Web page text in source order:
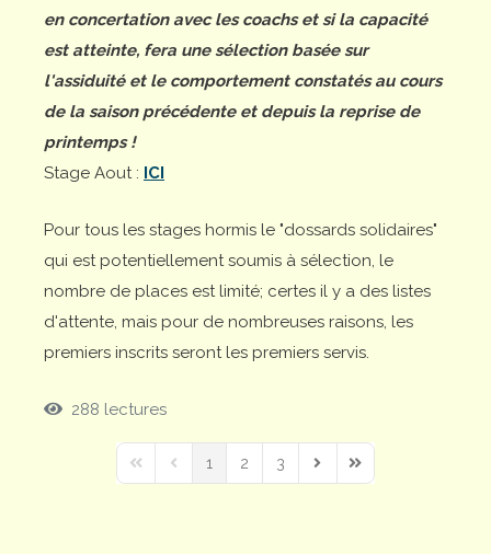
en concertation avec les coachs et si la capacité
est atteinte, fera une sélection basée sur
l'assiduité et le comportement constatés au cours
de la saison précédente et depuis la reprise de
printemps !
Stage Aout : ICI
Pour tous les stages hormis le "dossards solidaires"
qui est potentiellement soumis à sélection, le
nombre de places est limité; certes il y a des listes
d'attente, mais pour de nombreuses raisons, les
premiers inscrits seront les premiers servis.
288 lectures
First PagePrevious Page
1 2 3
Next PageLast Page